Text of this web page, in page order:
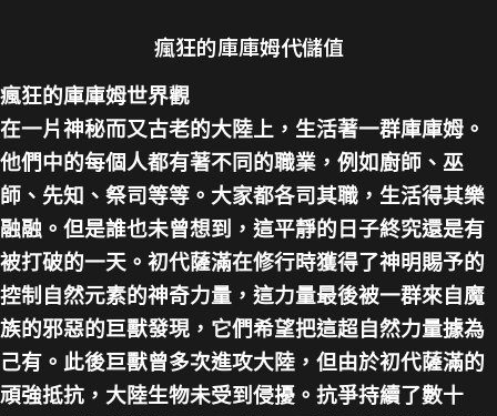
瘋狂的庫庫姆代儲值
瘋狂的庫庫姆世界觀
在一片神秘而又古老的大陸上，生活著一群庫庫姆。
他們中的每個人都有著不同的職業，例如廚師、巫
師、先知、祭司等等。大家都各司其職，生活得其樂
融融。但是誰也未曾想到，這平靜的日子終究還是有
被打破的一天。初代薩滿在修行時獲得了神明賜予的
控制自然元素的神奇力量，這力量最後被一群來自魔
族的邪惡的巨獸發現，它們希望把這超自然力量據為
己有。此後巨獸曾多次進攻大陸，但由於初代薩滿的
頑強抵抗，大陸生物未受到侵擾。抗爭持續了數十